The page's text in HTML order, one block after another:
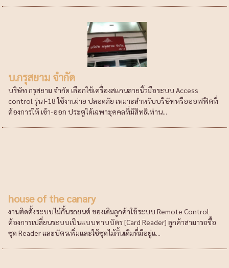
บ.กรุสยาม จำกัด
บริษัท กรุสยาม จำกัด เลือกใช้เครื่องสแกนลายนิ้วมือระบบ Access
control รุ่น F18 ใช้งานง่าย ปลอดภัย เหมาะสำหรับบริษัทหรือออฟฟิตที่
ต้องการให้ เข้า-ออก ประตูได้เฉพาะุคคลที่มีสิทธิเท่าน...
house of the canary
งานติดตั้งระบบไม้กั้นรถยนต์ ของเดิมลูกค้าใช้ระบบ Remote Control
ต้องการเปลี่ยนระบบเป็นแบบทาบบัตร [Card Reader] ลูกค้าสามารถซื้อ
ชุด Reader และบัตรเพิ่มและใช้ชุดไม้กั้นเดิมที่มีอยู่แ...